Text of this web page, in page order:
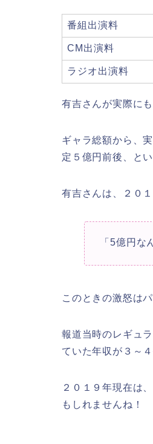
番組出演料
CM出演料
ラジオ出演料
有吉さんが実際に
ギャラ総額から、
定５億円前後、と
有吉さんは、２０
「5億円な
このときの激怒は
報道当時のレギュ
ていた年収が３～
２０１９年現在は
もしれませんね！